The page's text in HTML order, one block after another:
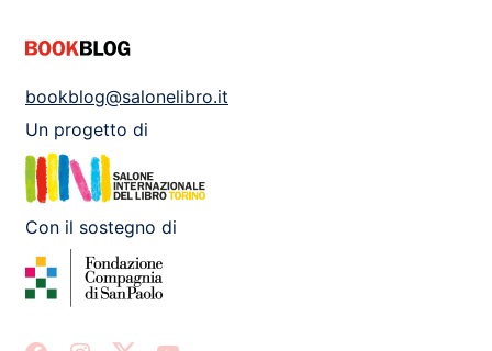
bookblog@salonelibro.it
Un progetto di
Con il sostegno di